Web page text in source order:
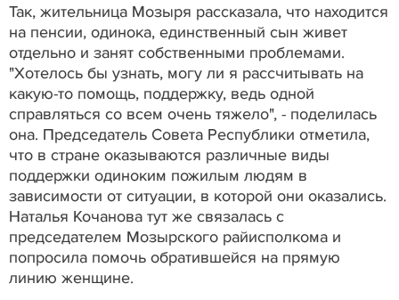
Так, жительница Мозыря рассказала, что находится
на пенсии, одинока, единственный сын живет
отдельно и занят собственными проблемами.
"Хотелось бы узнать, могу ли я рассчитывать на
какую-то помощь, поддержку, ведь одной
справляться со всем очень тяжело", - поделилась
она. Председатель Совета Республики отметила,
что в стране оказываются различные виды
поддержки одиноким пожилым людям в
зависимости от ситуации, в которой они оказались.
Наталья Кочанова тут же связалась с
председателем Мозырского райисполкома и
попросила помочь обратившейся на прямую
линию женщине.